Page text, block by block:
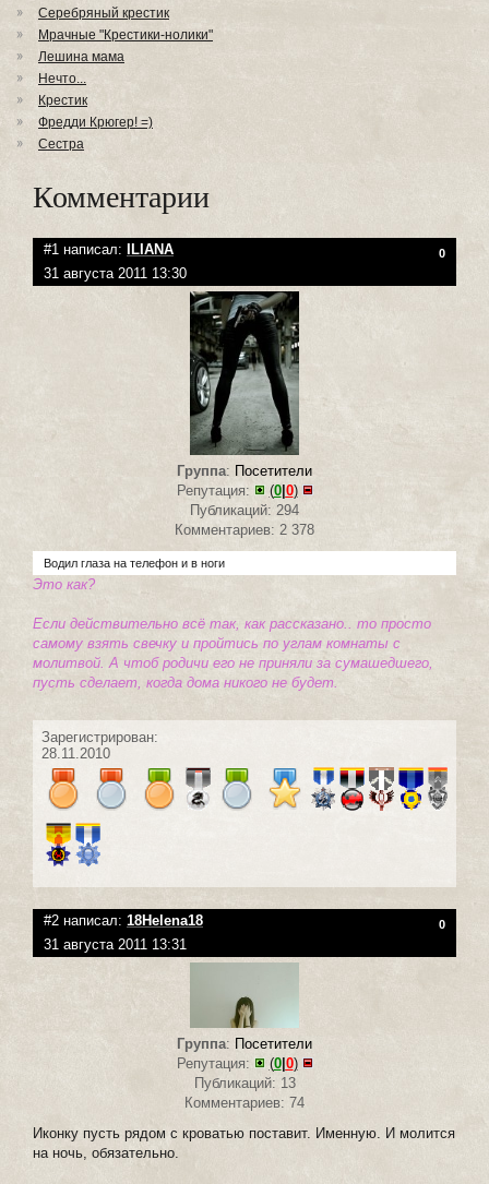
Серебряный крестик
Мрачные "Крестики-нолики"
Лешина мама
Нечто...
Крестик
Фредди Крюгер! =)
Сестра
Комментарии
#1 написал: ILIANA 0
31 августа 2011 13:30
Группа: Посетители
Репутация:
(0| 0)
Публикаций: 294
Комментариев: 2 378
Водил глаза на телефон и в ноги
Это как?
Если действительно всё так, как рассказано.. то просто
самому взять свечку и пройтись по углам комнаты с
молитвой. А чтоб родичи его не приняли за сумашедшего,
пусть сделает, когда дома никого не будет.
Зарегистрирован:
28.11.2010
#2 написал: 18Helena18 0
31 августа 2011 13:31
Группа: Посетители
Репутация:
(0| 0)
Публикаций: 13
Комментариев: 74
Иконку пусть рядом с кроватью поставит. Именную. И молится
на ночь, обязательно.